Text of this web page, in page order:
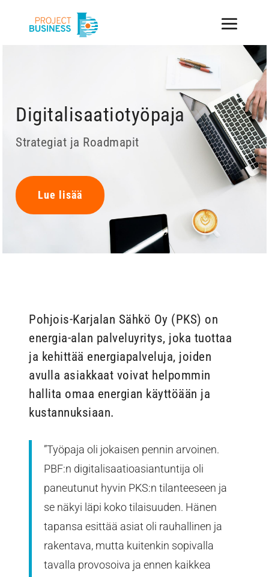
Digitalisaatiotyöpaja
Strategiat ja Roadmapit
Lue lisää
Pohjois-Karjalan Sähkö Oy (PKS) on
energia-alan palveluyritys, joka tuottaa
ja kehittää energiapalveluja, joiden
avulla asiakkaat voivat helpommin
hallita omaa energian käyttöään ja
kustannuksiaan.
”Työpaja oli jokaisen pennin arvoinen.
PBF:n digitalisaatioasiantuntija oli
paneutunut hyvin PKS:n tilanteeseen ja
se näkyi läpi koko tilaisuuden. Hänen
tapansa esittää asiat oli rauhallinen ja
rakentava, mutta kuitenkin sopivalla
tavalla provosoiva ja ennen kaikkea